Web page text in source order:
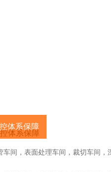
体系保障
车间，表面处理车间，裁切车间，